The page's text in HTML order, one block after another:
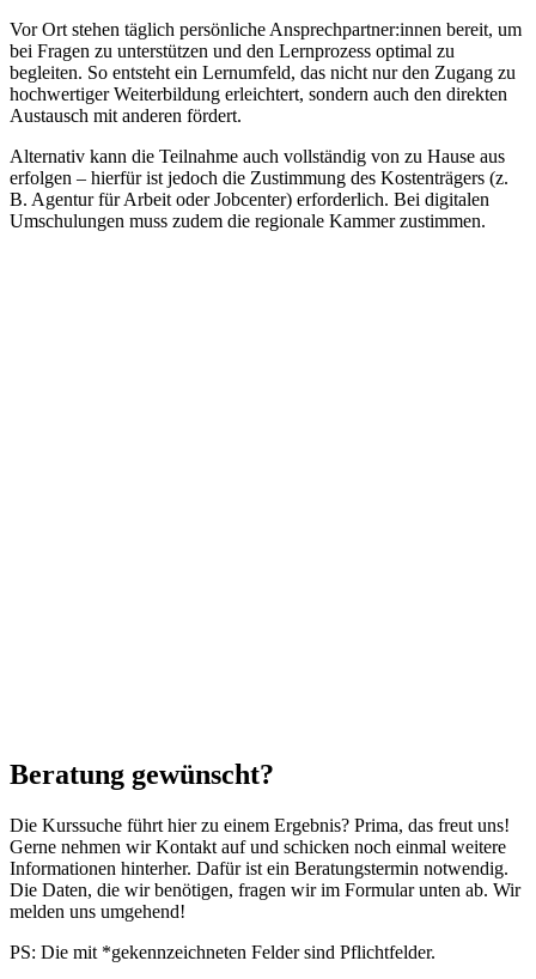
Vor Ort stehen täglich persönliche Ansprechpartner:innen bereit, um
bei Fragen zu unterstützen und den Lernprozess optimal zu
begleiten. So entsteht ein Lernumfeld, das nicht nur den Zugang zu
hochwertiger Weiterbildung erleichtert, sondern auch den direkten
Austausch mit anderen fördert.
Alternativ kann die Teilnahme auch vollständig von zu Hause aus
erfolgen – hierfür ist jedoch die Zustimmung des Kostenträgers (z.
B. Agentur für Arbeit oder Jobcenter) erforderlich. Bei digitalen
Umschulungen muss zudem die regionale Kammer zustimmen.
Beratung gewünscht?
Die Kurssuche führt hier zu einem Ergebnis? Prima, das freut uns!
Gerne nehmen wir Kontakt auf und schicken noch einmal weitere
Informationen hinterher. Dafür ist ein Beratungstermin notwendig.
Die Daten, die wir benötigen, fragen wir im Formular unten ab. Wir
melden uns umgehend!
PS: Die mit *gekennzeichneten Felder sind Pflichtfelder.